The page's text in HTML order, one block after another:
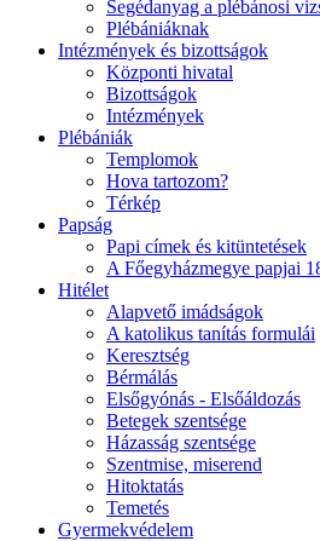
Segédanyag a plébánosi
Plébániáknak
Intézmények és bizottságok
Központi hivatal
Bizottságok
Intézmények
Plébániák
Templomok
Hova tartozom?
Térkép
Papság
Papi címek és kitüntetések
A Főegyházmegye papjai
Hitélet
Alapvető imádságok
A katolikus tanítás formulái
Keresztség
Bérmálás
Elsőgyónás - Elsőáldozás
Betegek szentsége
Házasság szentsége
Szentmise, miserend
Hitoktatás
Temetés
Gyermekvédelem